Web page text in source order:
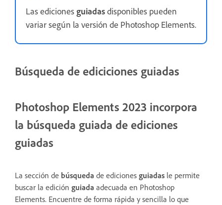
Las ediciones guiadasdisponibles pueden
variar según la versión de Photoshop Elements.
Búsqueda de ediciciones guiadas
Photoshop Elements 2023 incorpora
la búsqueda guiada de ediciones
guiadas
La sección de búsqueda de ediciones guiadas le permite
buscar la edición guiada adecuada en Photoshop
Elements. Encuentre de forma rápida y sencilla lo que